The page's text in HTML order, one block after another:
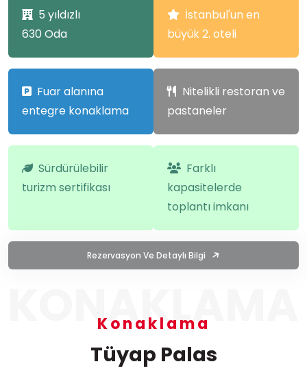
5 yıldızlı
630 Oda
İstanbul'un en
büyük 2. oteli
Fuar alanına
entegre konaklama
Nitelikli restoran ve
pastaneler
Sürdürülebilir
turizm sertifikası
Farklı
kapasitelerde
toplantı imkanı
Rezervasyon Ve Detaylı Bilgi
Konaklama
Tüyap Palas
KONAKLAMA